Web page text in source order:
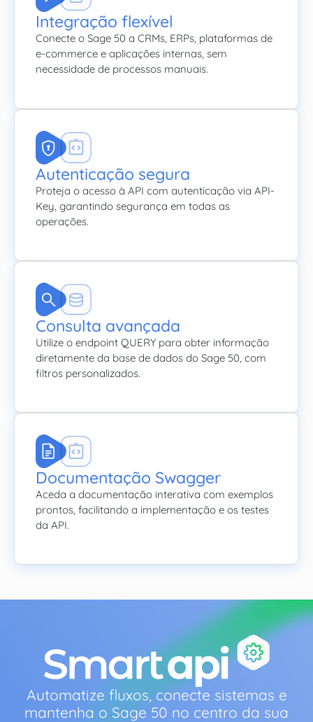
Integração flexível
Conecte o Sage 50 a CRMs, ERPs, plataformas de
e-commerce e aplicações internas, sem
necessidade de processos manuais.
Autenticação segura
Proteja o acesso à API com autenticação via API-
Key, garantindo segurança em todas as
operações.
Consulta avançada
Utilize o endpoint QUERY para obter informação
diretamente da base de dados do Sage 50, com
filtros personalizados.
Documentação Swagger
Aceda a documentação interativa com exemplos
prontos, facilitando a implementação e os testes
da API.
Automatize fluxos, conecte sistemas e
mantenha o Sage 50 no centro da sua